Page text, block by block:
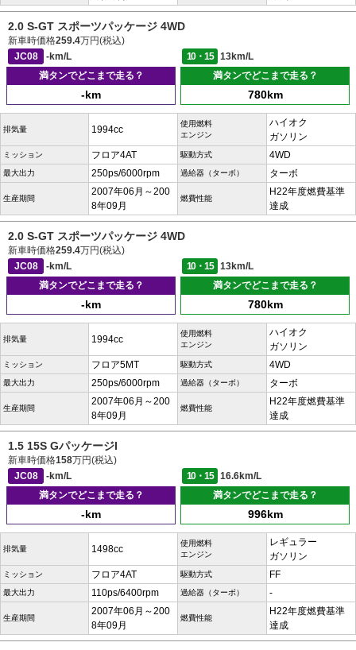
2.0 S-GT スポーツパッケージ 4WD
新車時価格259.4万円(税込)
JC08
-km/L 10・15
13km/L
満タンでどこまで走る？
-km
満タンでどこまで走る？
780km
排気量 1994cc
使用燃料
エンジン
ハイオク
ガソリン
ミッション フロア4AT 駆動方式 4WD
最大出力 250ps/6000rpm 過給器（ターボ） ターボ
生産期間
2007年06月～200
8年09月
燃費性能
H22年度燃費基準
達成
2.0 S-GT スポーツパッケージ 4WD
新車時価格259.4万円(税込)
JC08
-km/L 10・15
13km/L
満タンでどこまで走る？
-km
満タンでどこまで走る？
780km
排気量 1994cc
使用燃料
エンジン
ハイオク
ガソリン
ミッション フロア5MT 駆動方式 4WD
最大出力 250ps/6000rpm 過給器（ターボ） ターボ
生産期間
2007年06月～200
8年09月
燃費性能
H22年度燃費基準
達成
1.5 15S GパッケージI
新車時価格158万円(税込)
JC08
-km/L 10・15
16.6km/L
満タンでどこまで走る？
-km
満タンでどこまで走る？
996km
排気量 1498cc
使用燃料
エンジン
レギュラー
ガソリン
ミッション フロア4AT 駆動方式 FF
最大出力 110ps/6400rpm 過給器（ターボ） -
生産期間
2007年06月～200
8年09月
燃費性能
H22年度燃費基準
達成